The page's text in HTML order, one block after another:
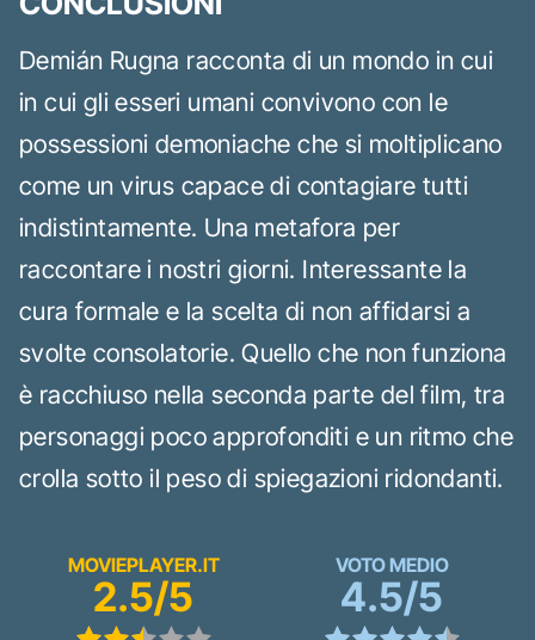
Demián Rugna racconta di un mondo in cui
in cui gli esseri umani convivono con le
possessioni demoniache che si moltiplicano
come un virus capace di contagiare tutti
indistintamente. Una metafora per
raccontare i nostri giorni. Interessante la
cura formale e la scelta di non affidarsi a
svolte consolatorie. Quello che non funziona
è racchiuso nella seconda parte del film, tra
personaggi poco approfonditi e un ritmo che
crolla sotto il peso di spiegazioni ridondanti.
MOVIEPLAYER.IT
2.5/5
VOTO MEDIO
4.5/5